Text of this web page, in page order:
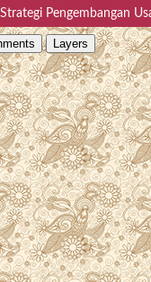
Pengembangan